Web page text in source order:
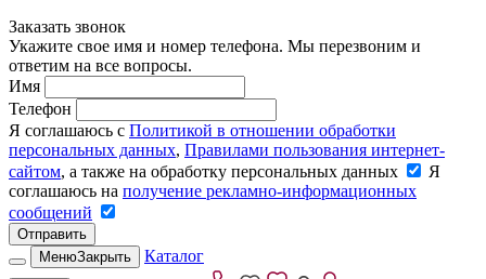
Заказать звонок
Укажите свое имя и номер телефона. Мы перезвоним и
ответим на все вопросы.
Имя
Телефон
Я соглашаюсь с Политикой в отношении обработки
персональных данных, Правилами пользования интернет-
сайтом, а также на обработку персональных данных
Я
соглашаюсь на получение рекламно-информационных
сообщений
Отправить
МенюЗакрыть Каталог